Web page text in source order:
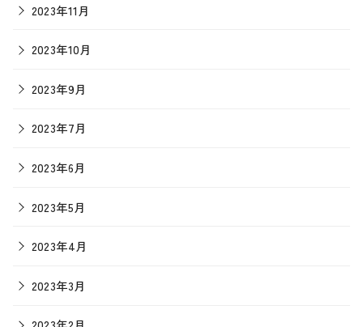
2023年11月
2023年10月
2023年9月
2023年7月
2023年6月
2023年5月
2023年4月
2023年3月